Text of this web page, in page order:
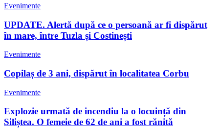
Evenimente
UPDATE. Alertă după ce o persoană ar fi dispărut
în mare, între Tuzla și Costinești
Evenimente
Copilaș de 3 ani, dispărut în localitatea Corbu
Evenimente
Explozie urmată de incendiu la o locuință din
Siliștea. O femeie de 62 de ani a fost rănită